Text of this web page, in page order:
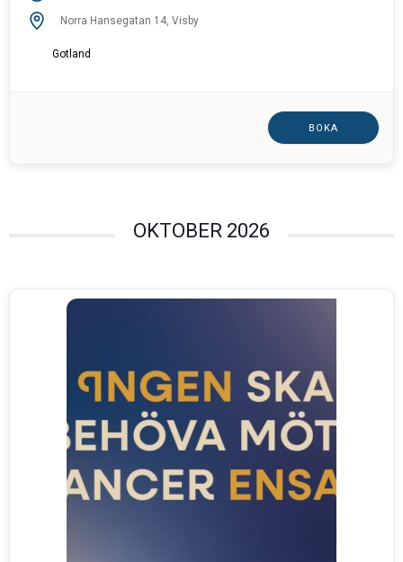
Norra Hansegatan 14, Visby
Gotland
BOKA
OKTOBER 2026